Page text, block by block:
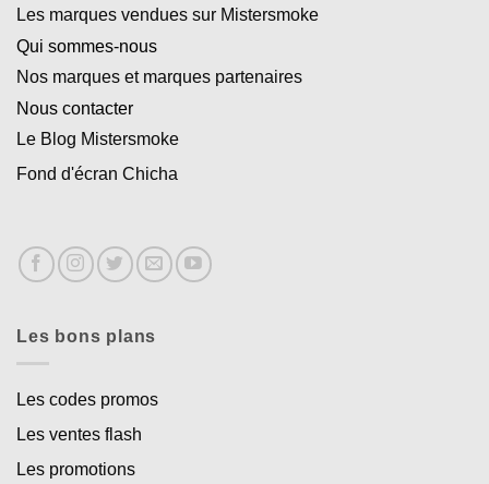
Les marques vendues sur Mistersmoke
Qui sommes-nous
Nos marques et marques partenaires
Nous contacter
Le Blog Mistersmoke
Fond d'écran Chicha
Les bons plans
Les codes promos
Les ventes flash
Les promotions